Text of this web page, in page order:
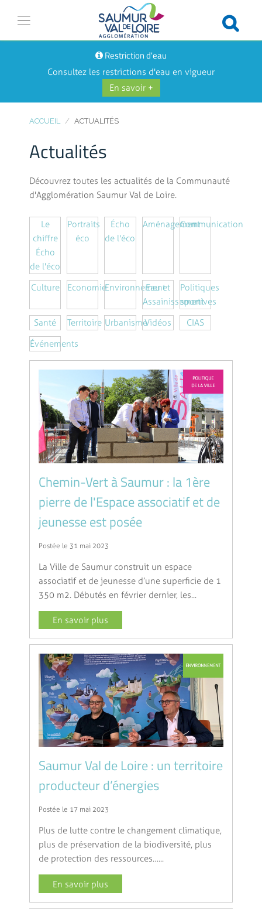
Restriction d'eau
Consultez les restrictions d'eau en vigueur
En savoir +
ACCUEIL ACTUALITÉS
Actualités
Découvrez toutes les actualités de la Communauté
d'Agglomération Saumur Val de Loire.
Le
chiffre
Écho
de l'éco
Portraits
éco
Écho
de l'éco
AménagementCommunication
Culture EconomieEnvironnement
Eau et
Assainissement
Politiques
sportives
Santé
Territoire UrbanismeVidéos
CIAS
Événements
Chemin-Vert à Saumur : la 1ère
pierre de l'Espace associatif et de
jeunesse est posée
Postée le 31 mai 2023
La Ville de Saumur construit un espace
associatif et de jeunesse d’une superficie de 1
350 m2. Débutés en février dernier, les...
En savoir plus
Saumur Val de Loire : un territoire
producteur d’énergies
Postée le 17 mai 2023
Plus de lutte contre le changement climatique,
plus de préservation de la biodiversité, plus
de protection des ressources…...
En savoir plus